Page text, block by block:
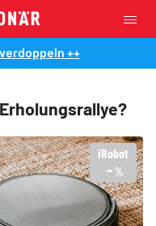
++
iRobot
- %